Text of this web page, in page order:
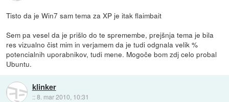
Tisto da je Win7 sam tema za XP je itak flaimbait
Sem pa vesel da je prišlo do te spremembe, prejšnja tema je bila
res vizualno čist mim in verjamem da je tudi odgnala velik %
potencialnih uporabnikov, tudi mene. Mogoče bom zdj celo probal
Ubuntu.
klinker
::8. mar 2010, 10:31